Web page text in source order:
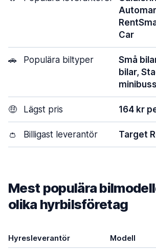
Car
🚗 Populära biltyper
Små
bilar,
🤑 Lägst pris 164 kr
👛 Billigast leverantör Target
Mest populära
olika hyrbilsföretag
Hyresleverantör Modell